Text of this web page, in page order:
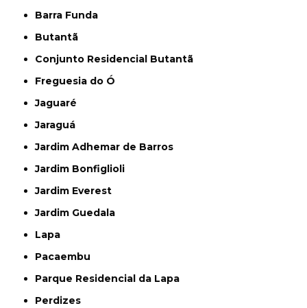
Barra Funda
Butantã
Conjunto Residencial Butantã
Freguesia do Ó
Jaguaré
Jaraguá
Jardim Adhemar de Barros
Jardim Bonfiglioli
Jardim Everest
Jardim Guedala
Lapa
Pacaembu
Parque Residencial da Lapa
Perdizes